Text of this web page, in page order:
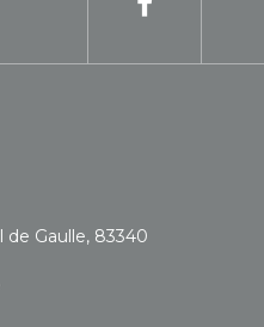
de Gaulle, 83340